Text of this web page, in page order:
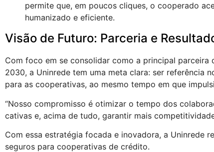
permite que, em poucos cliques, o cooperado
humanizado e eficiente.
Visão de Futuro: Parceria e
Com foco em se consolidar como a principal
2030, a Uninrede tem uma meta clara: ser referência
para as cooperativas, ao mesmo tempo em que
“Nosso compromisso é otimizar o tempo dos
cativas e, acima de tudo, garantir mais
Com essa estratégia focada e inovadora, a Uninrede
seguros para cooperativas de crédito.